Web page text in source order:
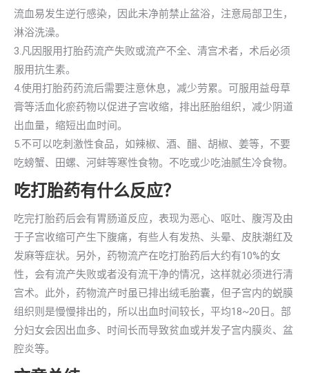
流血易发生逆行感染，因此未净前禁止盆浴，注意局部卫生，
淋浴洗澡。
3.凡因服用打胎药流产失败或流产不全、清宫术者，术后必须
服用抗生素。
4.使用打胎药药流后需要注意休息，减少劳累。可服用益母草
膏等活血化瘀药物以促进子宫收缩，排出胚胎组织，减少阴道
出血量，缩短出血时间。
5.不可以吃刺激性食品，如辣椒、酒、醋、胡椒、姜等，不要
吃螃蟹、田螺、河蚌等寒性食物。不吃或少吃油腻生冷食物。
吃打胎药有什么反应？
吃完打胎药后会有胃肠道反应，表现为恶心、呕吐、腹泻及由
于子宫收缩可产生下腹痛，有些人有发热、头晕、皮肤潮红及
发麻等症状。另外，药物流产在吃打胎药后大约有10%的女
性，会有流产失败或者没有流干净的情况，这样就必须进行清
宫术。此外，药物流产时虽已排出绒毛胎囊，但子宫内的蜕膜
组织则是慢慢排出的，所以出血时间较长，平均18~20日。部
分妇女会因出血多、时间长而导致贫血或并发子宫内膜炎、盆
腔炎等。